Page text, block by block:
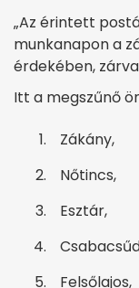
„Az érintett
munkanapon a
érdekében,
Itt a megszűnő
Zákány,
Nőtincs,
Esztár,
Felsőlajos,